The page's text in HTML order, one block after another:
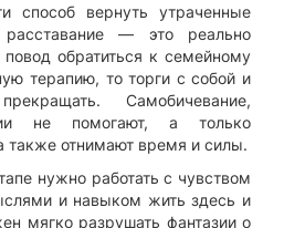
способ вернуть утраченные
— это реально
обратиться к семейному
терапию, то торги с собой и
Самобичевание,
не помогают, а только
также отнимают время и силы.
нужно работать с чувством
и навыком жить здесь и
мягко разрушать фантазии о